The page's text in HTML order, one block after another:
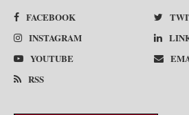
FACEBOOK
INSTAGRAM
YOUTUBE
RSS